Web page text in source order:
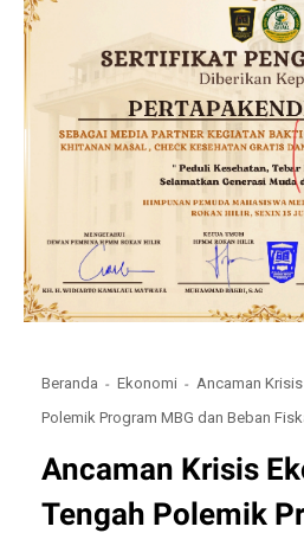
Beranda Ekonomi
Ancaman
Polemik Program MBG dan Beban
Ancaman Krisis
Tengah Polemik